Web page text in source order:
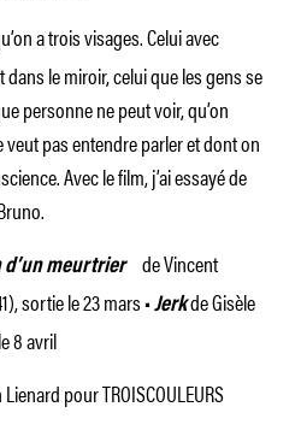
a trois visages. Celui avec
dans le miroir, celui que les gens se
personne ne peut voir, qu’on
pas entendre parler et dont on
Avec le film, j’ai essayé de
d’un meurtrierde Vincent
sortie le 23 mars• Jerkde Gisèle
8 avril
pour TROISCOULEURS